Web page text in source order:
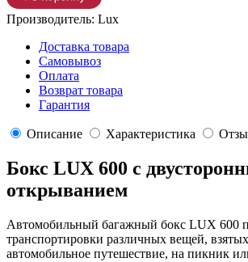
Производитель: Lux
Доставка товара
Самовывоз
Оплата
Возврат товара
Гарантия
Описание Характеристика
Бокс LUX 600 с
открыванием
Автомобильный багажный бокс LUX 600
транспортировки различных вещей,
автомобильное путешествие, на пикник